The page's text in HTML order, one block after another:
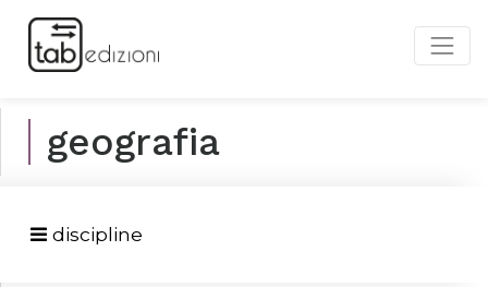
geografia
discipline